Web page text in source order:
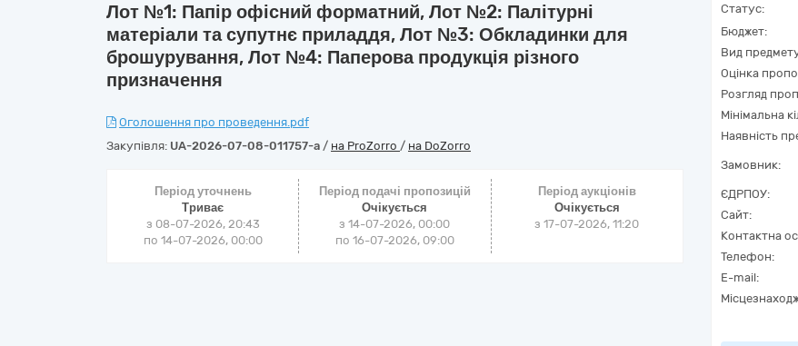
Лот №1: Папір офісний форматний, Лот №2: Палітурні
матеріали та супутнє приладдя, Лот №3: Обкладинки для
брошурування, Лот №4: Паперова продукція різного
призначення
Оголошення про проведення.pdf
Закупівля: UA-2026-07-08-011757-a / на ProZorro / на DoZorro
Період уточнень
Триває
з 08-07-2026, 20:43
по 14-07-2026, 00:00
Період подачі пропозицій
Очікується
з 14-07-2026, 00:00
по 16-07-2026, 09:00
Період аукціонів
Очікується
з17-07-2026, 11:20
Статус:
Бюджет:
Вид
Оцінка
Розгляд
Мінімальна
Наявність
Замовник:
ЄДРПОУ:
Сайт:
Контактна
Телефон:
E-mail: